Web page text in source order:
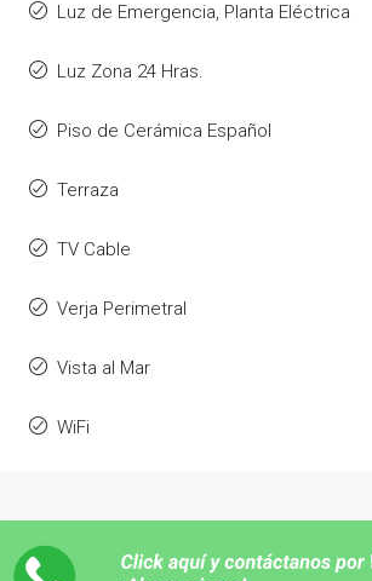
Luz de Emergencia, Planta Eléctrica
Luz Zona 24 Hras.
Piso de Cerámica Español
Terraza
TV Cable
Verja Perimetral
Vista al Mar
WiFi